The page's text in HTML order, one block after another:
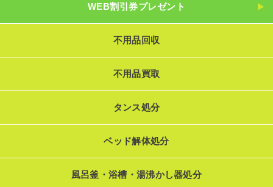
WEB割引券プレゼント
不用品回収
不用品買取
タンス処分
ベッド解体処分
風呂釜・浴槽・湯沸かし器処分